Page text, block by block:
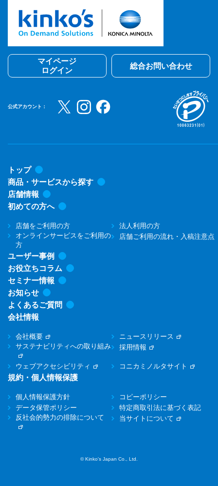
マイページ
ログイン
総合お問い合わせ
公式アカウント：
トップ
商品・サービスから探す
店舗情報
初めての方へ
店舗をご利用の方
法人利用の方
オンラインサービスをご利用の
方
店舗ご利用の流れ・入稿注意点
ユーザー事例
お役立ちコラム
セミナー情報
お知らせ
よくあるご質問
会社情報
会社概要
ニュースリリース
サステナビリティへの取り組み
採用情報
ウェブアクセシビリティ コニカミノルタサイト
規約・個人情報保護
個人情報保護方針
コピーポリシー
データ保管ポリシー
特定商取引法に基づく表記
反社会的勢力の排除について
当サイトについて
© Kinko's Japan Co., Ltd.